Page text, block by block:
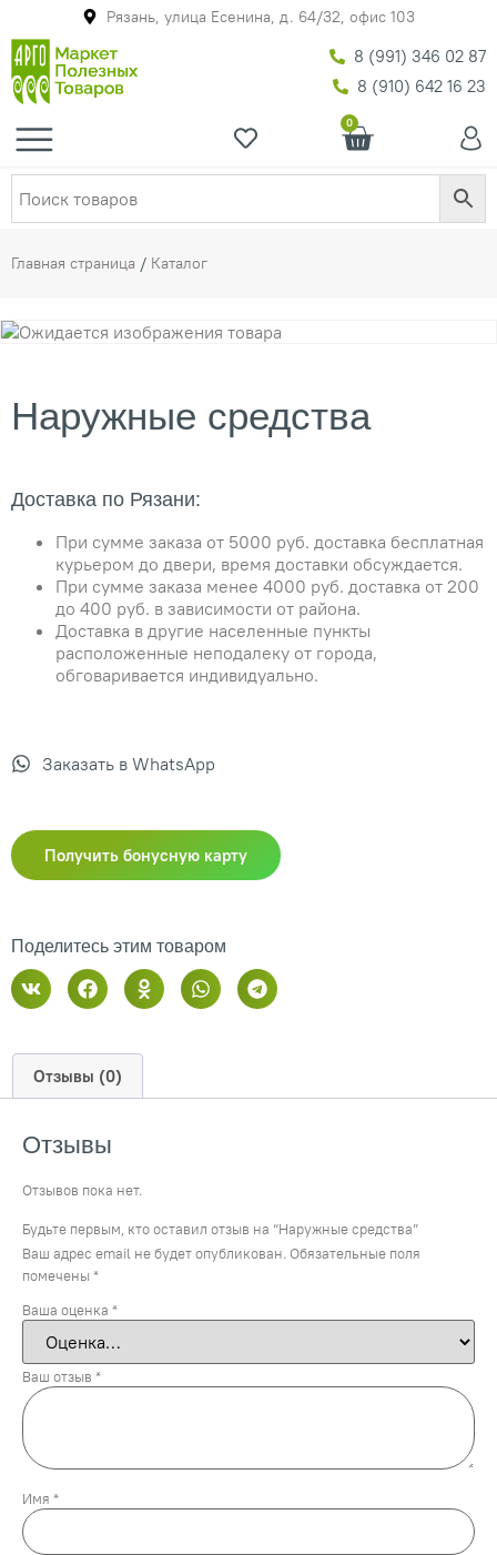
Рязань, улица Есенина, д. 64/32, офис 103
8 (991) 346 02 87
8 (910) 642 16 23
0
Главная страница / Каталог
Наружные средства
Доставка по Рязани:
При сумме заказа от 5000 руб. доставка бесплатная
курьером до двери, время доставки обсуждается.
При сумме заказа менее 4000 руб. доставка от 200
до 400 руб. в зависимости от района.
Доставка в другие населенные пункты
расположенные неподалеку от города,
обговаривается индивидуально.
Заказать в WhatsApp
Получить бонусную карту
Поделитесь этим товаром
Отзывы (0)
Отзывы
Отзывов пока нет.
Будьте первым, кто оставил отзыв на “Наружные средства”
Ваш адрес email не будет опубликован. Обязательные поля
помечены *
Ваша оценка *
Ваш отзыв *
Имя *